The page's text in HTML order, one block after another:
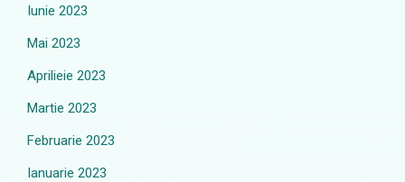
Iunie 2023
Mai 2023
Aprilieie 2023
Martie 2023
Februarie 2023
Ianuarie 2023